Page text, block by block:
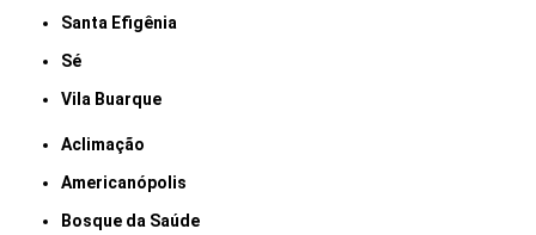
Santa Efigênia
Sé
Vila Buarque
Aclimação
Americanópolis
Bosque da Saúde